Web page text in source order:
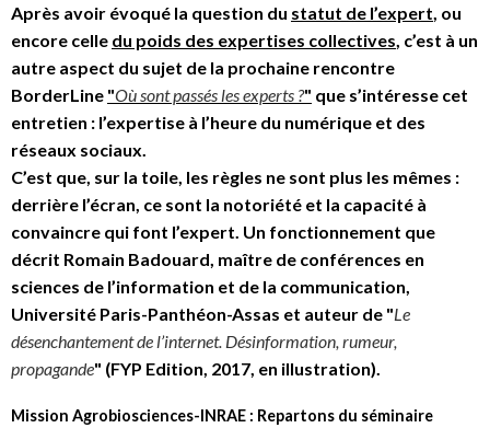
Après avoir évoqué la question du statut de l’expert , ou
encore celle du poids des expertises collectives , c’est à un
autre aspect du sujet de la prochaine rencontre
BorderLine "Où sont passés les experts ?" que s’intéresse cet
entretien : l’expertise à l’heure du numérique et des
réseaux sociaux.
C’est que, sur la toile, les règles ne sont plus les mêmes :
derrière l’écran, ce sont la notoriété et la capacité à
convaincre qui font l’expert. Un fonctionnement que
décrit Romain Badouard, maître de conférences en
sciences de l’information et de la communication,
Université Paris-Panthéon-Assas et auteur de "Le
désenchantement de l’internet. Désinformation, rumeur,
propagande" (FYP Edition, 2017, en illustration).
Mission Agrobiosciences-INRAE : Repartons du séminaire